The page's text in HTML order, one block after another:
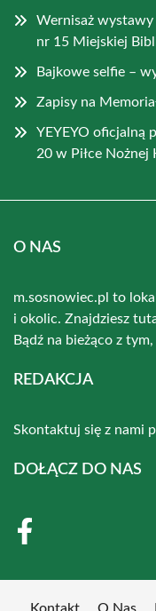
Wernisaż wystawy
nr 15 Miejskiej
Bajkowe selfie –
Zapisy na
YEYEYO oficjalną
20 w Piłce Nożnej
O NAS
m.sosnowiec.pl to
i okolic. Znajdziesz
Bądź na bieżąco z
REDAKCJA
Skontaktuj się z nami
DOŁĄCZ DO NAS
Kontakt O Nas